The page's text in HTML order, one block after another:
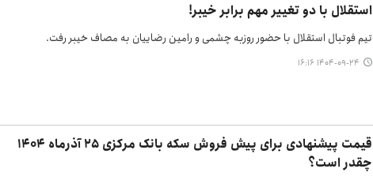
استقلال با دو تغییر مهم برابر خیبر!
تیم فوتبال استقلال با حضور روزبه چشمی و رامین رضاییان به مصاف خیبر رفت.
۱۴۰۴-۰۹-۲۴ ۱۶:۱۶
قیمت پیشنهادی برای پیش فروش سکه بانک مرکزی 25 آذرماه 1404
چقدر است؟